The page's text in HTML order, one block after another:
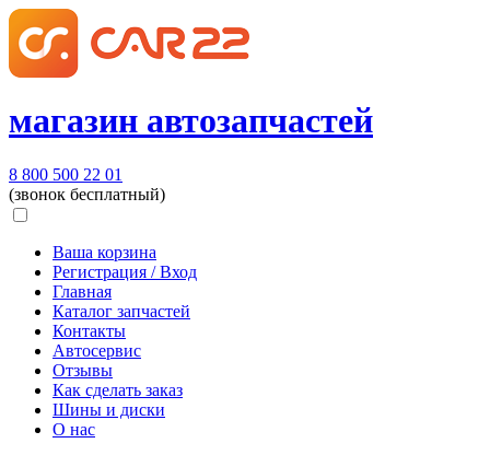
магазин автозапчастей
8 800 500 22 01
(звонок бесплатный)
Ваша корзина
Регистрация / Вход
Главная
Каталог запчастей
Контакты
Автосервис
Отзывы
Как сделать заказ
Шины и диски
О нас